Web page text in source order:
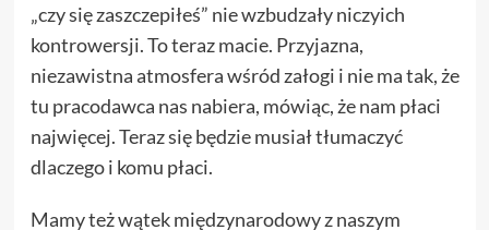
„czy się zaszczepiłeś” nie wzbudzały niczyich
kontrowersji. To teraz macie. Przyjazna,
niezawistna atmosfera wśród załogi i nie ma tak, że
tu pracodawca nas nabiera, mówiąc, że nam płaci
najwięcej. Teraz się będzie musiał tłumaczyć
dlaczego i komu płaci.
Mamy też wątek międzynarodowy z naszym